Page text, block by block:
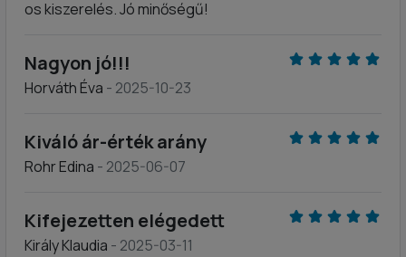
os kiszerelés. Jó minőségű!
Nagyon jó!!!
Horváth Éva - 2025-10-23
Kiváló ár-érték arány
Rohr Edina - 2025-06-07
Kifejezetten elégedett
Király Klaudia - 2025-03-11